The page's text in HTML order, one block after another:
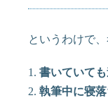
というわけで
1. 書いていて
2. 執筆中に寝